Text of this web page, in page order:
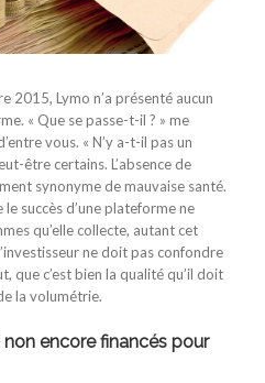
2015, Lymo n’a présenté aucun
« Que se passe-t-il ? » me
vous. « N’y a-t-il pas un
être certains. L’absence de
synonyme de mauvaise santé.
le succès d’une plateforme ne
qu’elle collecte, autant cet
ne doit pas confondre
que c’est bien la qualité qu’il doit
la volumétrie.
encore financés pour